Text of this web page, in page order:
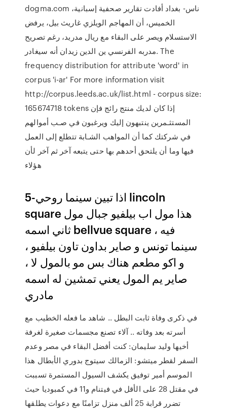
dogma.com ناس- بغداد أفادت تقارير صحفية إسبانية،
الخميس، أن المهاجم الويلزي غاريث بيل، يرفض
الاستسلام ويصر على البقاء مع ريال مدريد، رغم تصريح
مدربه الفرنسي ين الدين زيدان أنه سيغادر. The
frequency distribution for attribute 'word' in
corpus 'i-ar' For more information visit
http://corpus.leeds.ac.uk/list.html - corpus size:
165674718 tokens إذا كان لديك منتج رائج فإن
المستثـمرين ينتبهون إليك ويرغبون في صـب أموالهم
في شركتك كما أن المواهب الشـابة تتطلع إلى العمل
فيها وما أن يلتحق أحدهم بها حتى يتبعه آخر ثم آخر لأن
هؤلاء
5-اذا تبين سينما روحي lincoln
square هذا مول اب بيلفيو جبال مول
ثاني اسمه bellvue square ، فيه
سينما تونس و صاير بداون تاون بيلفيو ،
و اكو مطعم هناك بس مو بالمول لا ،
صاير يم المول يعني تمشين له اسمه
مادري
في ذكرى وفاة ثابت البطل .. شاهد ما فعله الخطيب مع
أسرته بعد وفاته .. آلاء تصنع مجسمات صغيرة لغرفة
أخيها وليد سليمان: كنت أفضل البقاء في مصر وعدم
السفر لقطر ميتشو: الزمالك سيتوج بدوري الأبطال هذا
الموسم أمير توفيق يكشف السيول المستمرة تسببت
في مقتل 28 على الأقل في فيتنام و11 في كمبوديا حيث
تضرر قرابة 25 ألف منزل تزامنًا مع دعوات يطلقها